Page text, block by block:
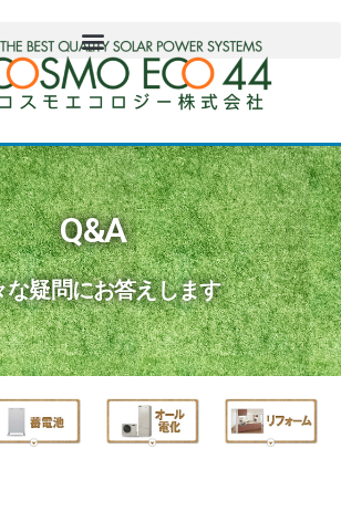
Q&A
な疑問にお答えします